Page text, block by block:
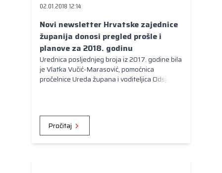
02.01.2018 12:14
Novi newsletter Hrvatske zajednice
županija donosi pregled prošle i
planove za 2018. godinu
Urednica posljednjeg broja iz 2017. godine bila
je Vlatka Vučić-Marasović, pomoćnica
pročelnice Ureda župana i voditeljica Odsjeka
Pročitaj